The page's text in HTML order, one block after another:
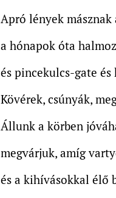
Apró lények
a hónapok óta
és pincekulcs-gate és
Kövérek, csúnyák,
Állunk a körben
megvárjuk, amíg
és a kihívásokkal élő